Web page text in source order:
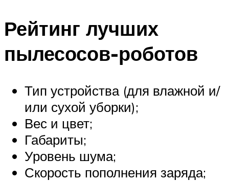
Рейтинг лучших
пылесосов-роботов
Тип устройства (для влажной и/
или сухой уборки);
Вес и цвет;
Габариты;
Уровень шума;
Скорость пополнения заряда;